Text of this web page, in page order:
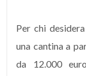
Per chi
una cantina a
da 12.000